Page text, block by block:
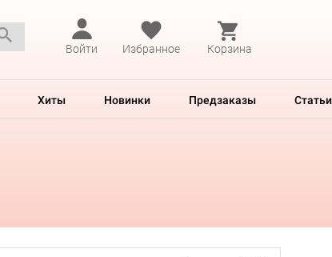
Войти
Избранное Корзина
Хиты Новинки Предзаказы Статьи